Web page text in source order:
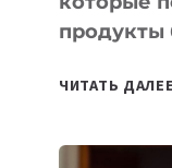
продукты
ЧИТАТЬ ДАЛЕЕ